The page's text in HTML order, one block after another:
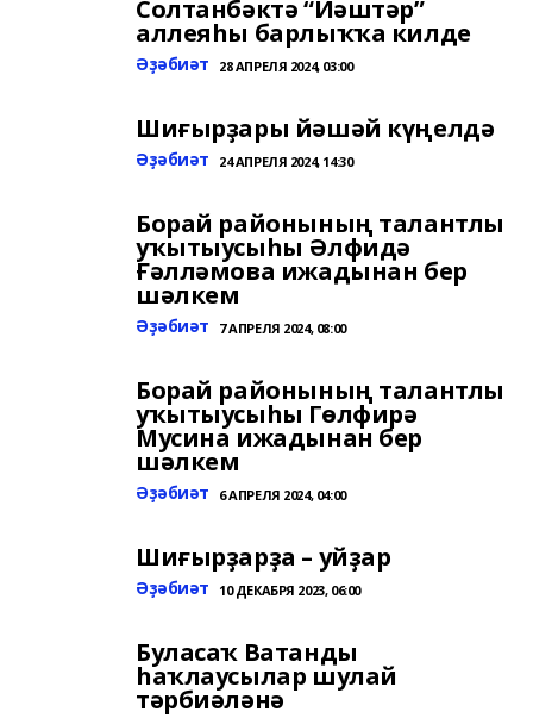
Солтанбәктә “Йәштәр”
аллеяһы барлыҡҡа килде
Әҙәбиәт 28 АПРЕЛЯ 2024, 03:00
Шиғырҙары йәшәй күңелдә
Әҙәбиәт 24 АПРЕЛЯ 2024, 14:30
Борай районының талантлы
уҡытыусыһы Әлфидә
Ғәлләмова ижадынан бер
шәлкем
Әҙәбиәт 7 АПРЕЛЯ 2024, 08:00
Борай районының талантлы
уҡытыусыһы Гөлфирә
Мусина ижадынан бер
шәлкем
Әҙәбиәт 6 АПРЕЛЯ 2024, 04:00
Шиғырҙарҙа – уйҙар
Әҙәбиәт 10 ДЕКАБРЯ 2023, 06:00
Буласаҡ Ватанды
һаҡлаусылар шулай
тәрбиәләнә